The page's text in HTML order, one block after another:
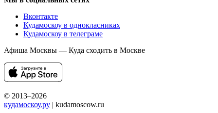
Вконтакте
Кудамоскоу в однокласниках
Кудамоскоу в телеграме
Афиша Москвы — Куда сходить в Москве
© 2013–2026
кудамоскоу.ру | kudamoscow.ru